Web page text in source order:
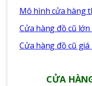
Mô hình cửa hàng
Cửa hàng đồ cũ
Cửa hàng đồ cũ giá
CỬA